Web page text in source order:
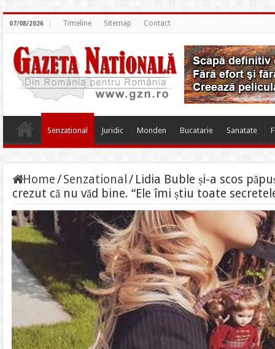
07/08/2026 Timeline Sitemap Contact
Senzational Juridic Monden Bucatarie Sanatate
Home/Senzational / Lidia Buble și-a scos
crezut că nu văd bine. “Ele îmi știu toate